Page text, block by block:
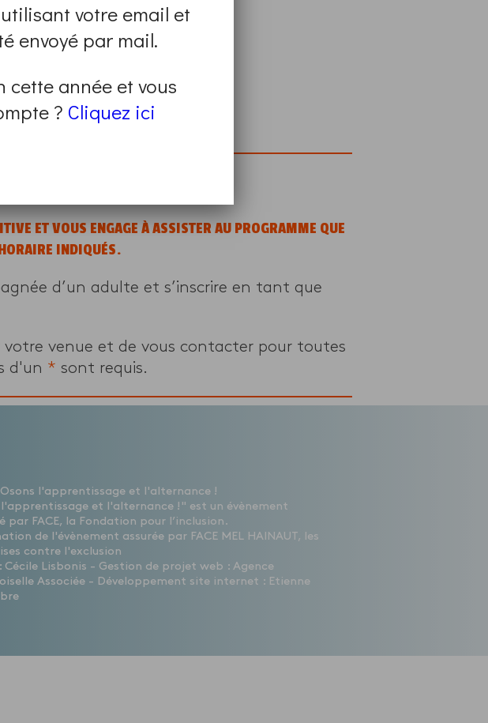
sur
cette page
ET VOUS ENGAGE À ASSISTER AU PROGRAMME QUE
INDIQUÉS.
d’un adulte et s’inscrire en tant que
venue et de vous contacter pour toutes
d'un * sont requis.
votre email et
envoyé par mail.
année et vous
? Cliquez ici
l'apprentissage et l'alternance !
l'apprentissage et l'alternance !" est un évènement
par FACE, la Fondation pour l’inclusion.
de l'évènement assurée par FACE MEL HAINAUT, les
contre l'exclusion
Cécile Lisbonis - Gestion de projet web : Agence
Associée - Développement site internet : Etienne